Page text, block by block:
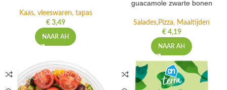
Kaas, vleeswaren, tapas
€ 3,49
NAAR AH
AH Terra Groentesalade
Salades,Pizza, Maaltijden
€ 4,19
NAAR AH